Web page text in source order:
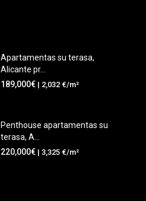
Apartamentas su terasa,
Alicante pr...
189,000€ | 2,032 €/m²
Penthouse apartamentas su
terasa, A...
220,000€ | 3,325 €/m²